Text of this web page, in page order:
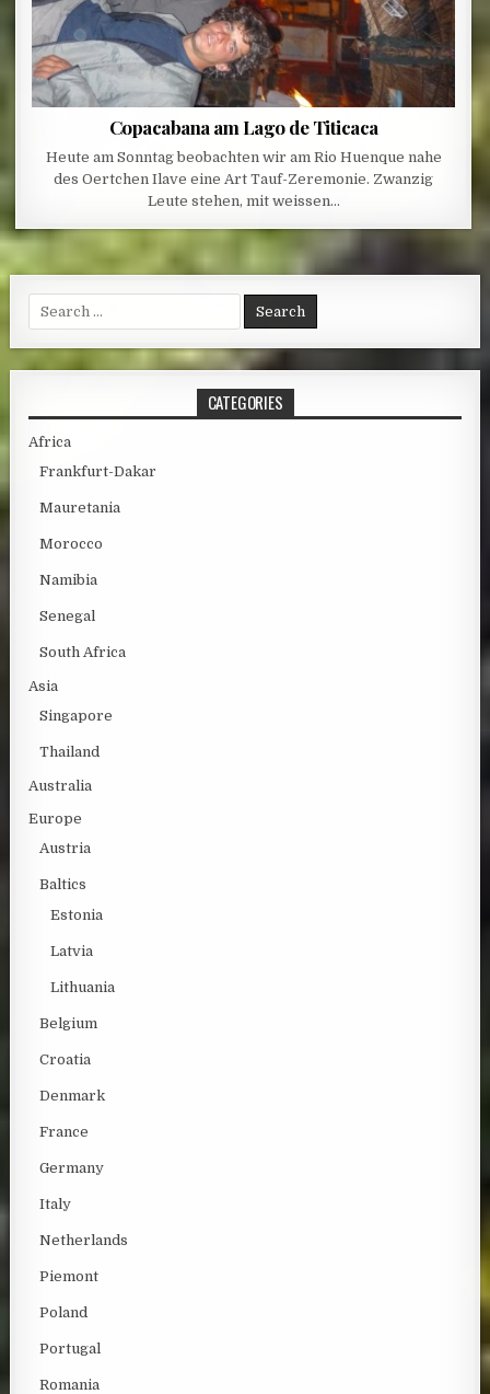
Copacabana am Lago de Titicaca
Heute am Sonntag beobachten wir am Rio Huenque nahe
des Oertchen Ilave eine Art Tauf-Zeremonie. Zwanzig
Leute stehen, mit weissen…
Search for:
CATEGORIES
Africa
Frankfurt-Dakar
Mauretania
Morocco
Namibia
Senegal
South Africa
Asia
Singapore
Thailand
Australia
Europe
Austria
Baltics
Estonia
Latvia
Lithuania
Belgium
Croatia
Denmark
France
Germany
Italy
Netherlands
Piemont
Poland
Portugal
Romania